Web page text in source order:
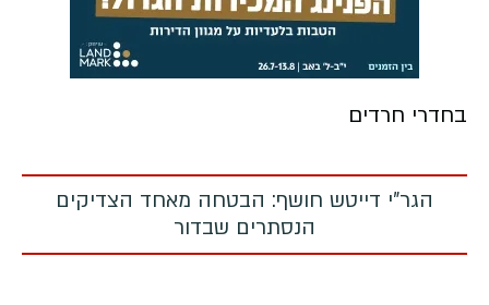
בחדרי חרדים
הגר"י דייטש חושף: הבטחה מאחד הצדיקים
הנסתרים שבדור